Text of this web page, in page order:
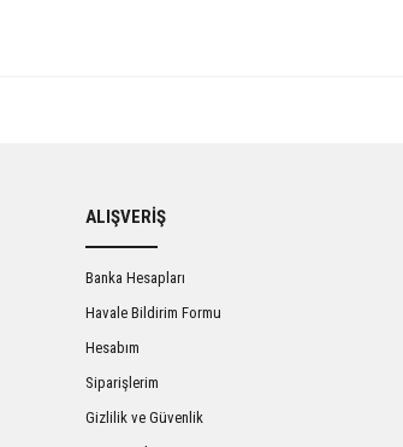
Yorum Yaz
ALIŞVERİŞ
Banka Hesapları
Havale Bildirim Formu
Hesabım
Siparişlerim
Gizlilik ve Güvenlik